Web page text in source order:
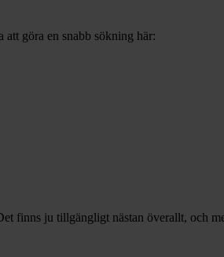
att göra en snabb sökning här:
finns ju tillgängligt nästan överallt, och